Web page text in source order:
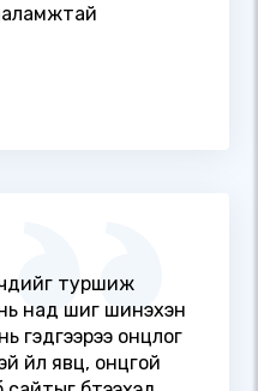
туршиж
нь над шиг шинэхэн
гэдгээрээ онцлог
үйл явц, онцгой